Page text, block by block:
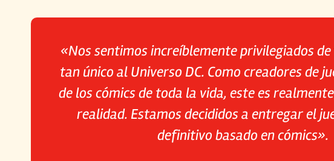
«Nos sentimos increíblemente privilegiadosde
tan único al Universo DC. Como creadores de
de los cómics de toda la vida, este es
realidad. Estamos decididos a entregar el
definitivo basado en cómics».